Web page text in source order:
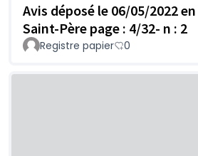
Avis déposé le 06/05/2022
Saint-Père page : 4/32- n : 2
Registre papier 0